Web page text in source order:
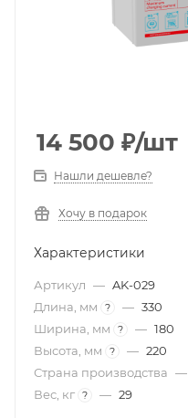
14 500 ₽/шт
Нашли дешевле?
Хочу в подарок
Характеристики
Артикул — AK-029
Длина, мм
? — 330
Ширина, мм
? — 180
Высота, мм
? — 220
Страна производства —
Вес, кг ? — 29